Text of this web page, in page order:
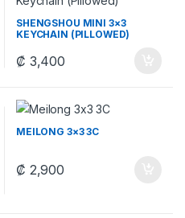
SHENGSHOU MINI 3×3
KEYCHAIN (PILLOWED)
₡ 3,400
MEILONG 3×3 3C
₡ 2,900